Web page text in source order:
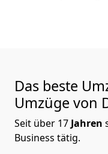
Das beste
Umzüge von
Seit über 17 Jahren
Business tätig.